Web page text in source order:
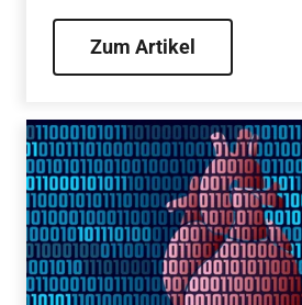
betroffenen Patientinnen
einen breiten kardiorenal-
Schutz und sind fest in den
ist, dass ihr Potenzial in der
bisher kaum ausgeschöpft
Zum Artikel